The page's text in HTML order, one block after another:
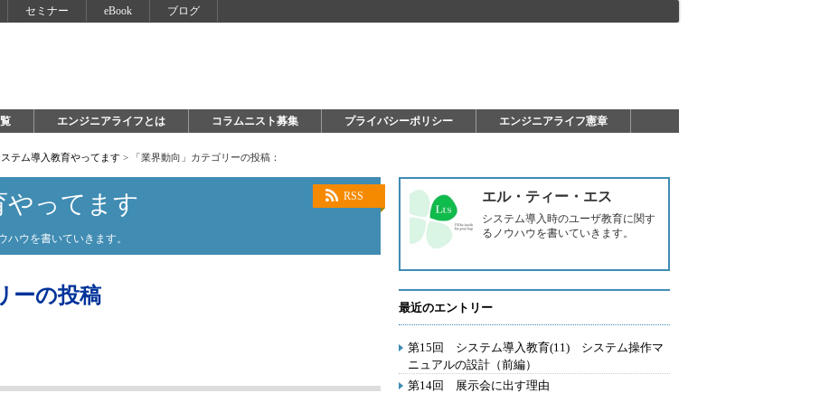
セミナー eBook ブログ
エンジニアライフとは コラムニスト募集 プライバシーポリシー エンジニアライフ憲章
ステム導入教育やってます > 「業界動向」カテゴリーの投稿：
RSS
やってます
ウを書いていきます。
ーの投稿
エル・ティー・エス
システム導入時のユーザ教育に関す
るノウハウを書いていきます。
最近のエントリー
第15回 システム導入教育(11) システム操作マ
ニュアルの設計（前編）
第14回 展示会に出す理由